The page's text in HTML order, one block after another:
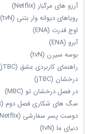
آرزو های مرگبار (Netflix)
رویاهای دیوانه‌ وار بتنی (tvN)
اوج قدرت (ENA)
آبرو (ENA)
بوسه سیرن (tvN)
راهنمای کاربردی عشق (jTBC)
درخشان (jTBC)
در فصل درخشان تو (MBC)
سگ های شکاری فصل دوم (Netflix)
دوست‌ پسر سفارشی (Netflix)
دنیای ما (tvN)